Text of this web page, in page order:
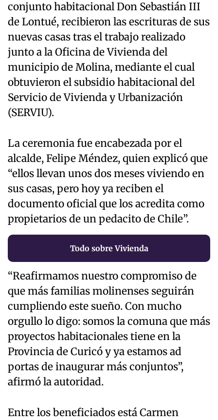
conjunto habitacional Don Sebastián III
de Lontué, recibieron las escrituras de sus
nuevas casas tras el trabajo realizado
junto a la Oficina de Vivienda del
municipio de Molina, mediante el cual
obtuvieron el subsidio habitacional del
Servicio de Vivienda y Urbanización
(SERVIU).
La ceremonia fue encabezada por el
alcalde, Felipe Méndez, quien explicó que
“ellos llevan unos dos meses viviendo en
sus casas, pero hoy ya reciben el
documento oficial que los acredita como
propietarios de un pedacito de Chile”.
Todo sobre Vivienda
“Reafirmamos nuestro compromiso de
que más familias molinenses seguirán
cumpliendo este sueño. Con mucho
orgullo lo digo: somos la comuna que más
proyectos habitacionales tiene en la
Provincia de Curicó y ya estamos ad
portas de inaugurar más conjuntos”,
afirmó la autoridad.
Entre los beneficiados está Carmen